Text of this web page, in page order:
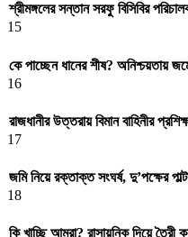
শ্রীমঙ্গলের সন্তান সরফু বিসিবির
15
কে পাচ্ছেন ধানের শীষ? অনিশ্চয়তায়
16
রাজধানীর উত্তরায় বিমান বাহিনীর
17
জমি নিয়ে রক্তাক্ত সংঘর্ষ, দু’পক্ষের
18
কি খাচ্ছি আমরা? রাসায়নিক দিয়ে তৈরী